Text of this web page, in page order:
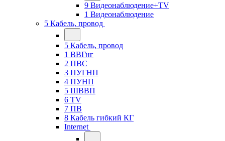
9 Видеонаблюдение+TV
1 Видеонаблюдение
5 Кабель, провод
5 Кабель, провод
1 ВВГнг
2 ПВС
3 ПУГНП
4 ПУНП
5 ШВВП
6 TV
7 ПВ
8 Кабель гибкий КГ
Internet